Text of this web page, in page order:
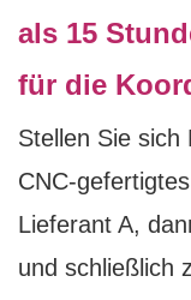
als 15
für die
Stellen Sie sich
CNC-
Lieferant A,
und schließlich